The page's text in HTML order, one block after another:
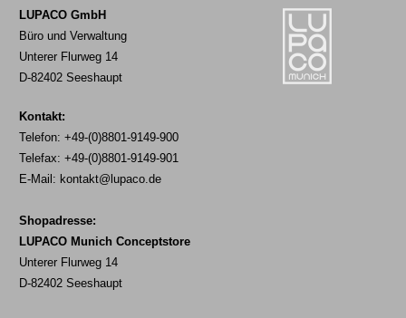
LUPACO GmbH
Büro und Verwaltung
Unterer Flurweg 14
D-82402 Seeshaupt
Kontakt:
Telefon: +49-(0)8801-9149-900
Telefax: +49-(0)8801-9149-901
E-Mail: kontakt@lupaco.de
Shopadresse:
LUPACO Munich Conceptstore
Unterer Flurweg 14
D-82402 Seeshaupt